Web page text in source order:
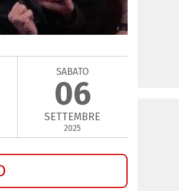
SABATO
06
SETTEMBRE
2025